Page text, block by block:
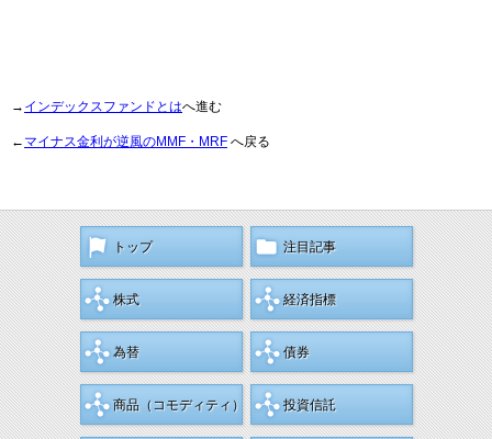
→ インデックスファンドとはへ進む
← マイナス金利が逆風のMMF・MRF へ戻る
トップ 注目記事
株式 経済指標
為替 債券
商品（コモディティ） 投資信託